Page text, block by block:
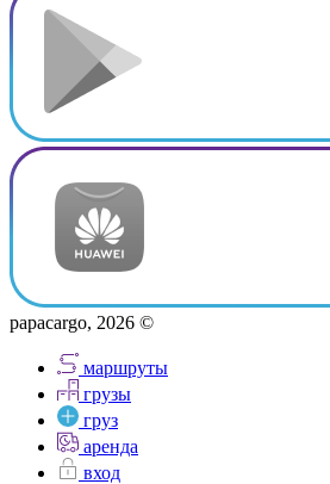
papacargo, 2026 ©
маршруты
грузы
груз
аренда
вход